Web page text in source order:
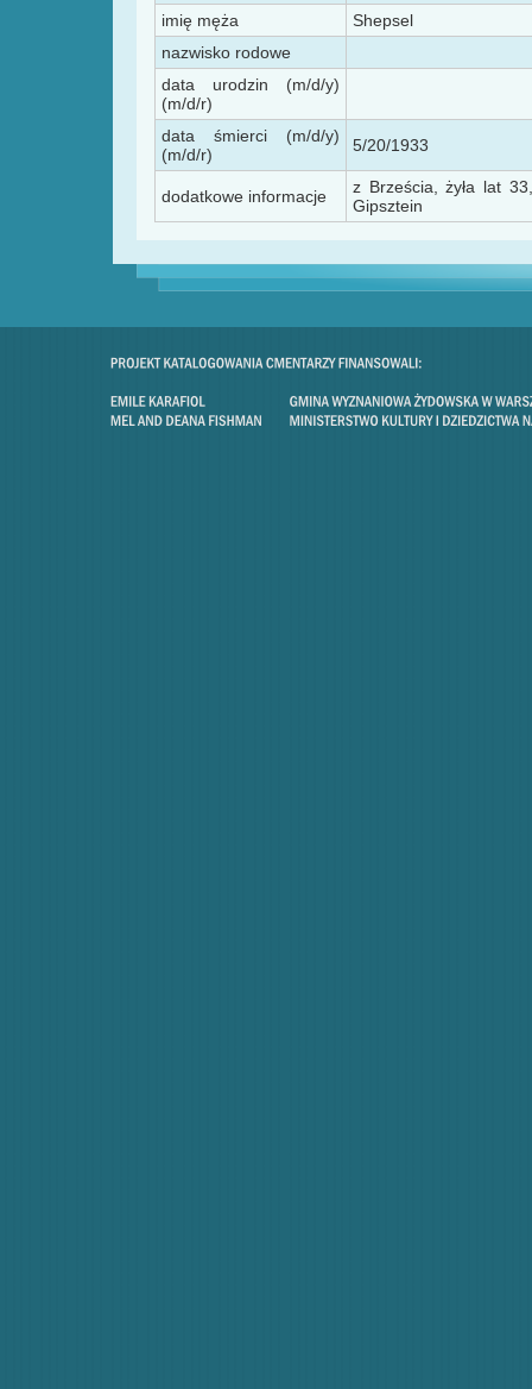
imię męża
Shepsel
nazwisko rodowe
data urodzin (m/d/y)
(m/d/r)
data śmierci (m/d/y)
(m/d/r)
5/20/1933
dodatkowe informacje
z Brześcia, żyła lat
Gipsztein